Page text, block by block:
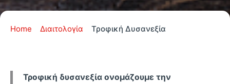
Home Διαιτολογία Τροφική Δυσανεξία
Τροφική δυσανεξία ονομάζουμε την